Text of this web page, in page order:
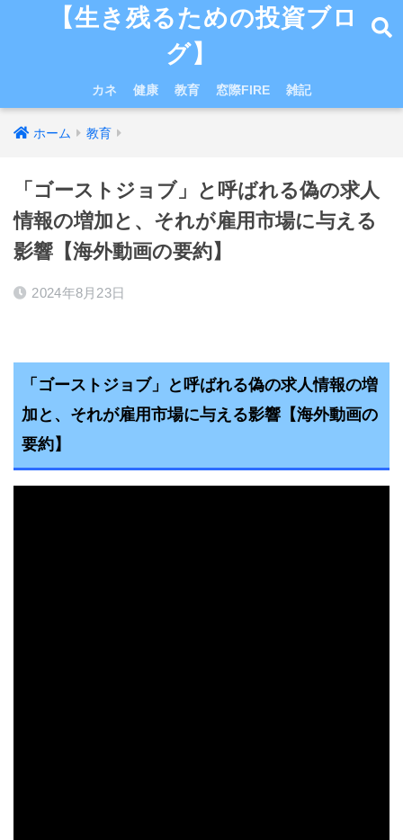
【生き残るための投資ブロ
グ】
カネ 健康 教育 窓際FIRE 雑記
ホーム 教育
「ゴーストジョブ」と呼ばれる偽の求人
情報の増加と、それが雇用市場に与える
影響【海外動画の要約】
2024年8月23日
「ゴーストジョブ」と呼ばれる偽の求人情報の増
加と、それが雇用市場に与える影響【海外動画の
要約】